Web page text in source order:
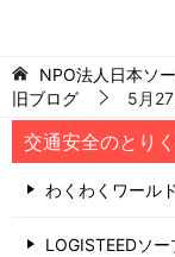
NPO法人日本ソ
旧ブログ
5月
交通安全のとり
わくわくワールド
LOGISTEEDソ